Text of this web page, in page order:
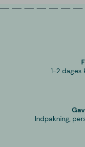
1-2 dages
Indpakning,